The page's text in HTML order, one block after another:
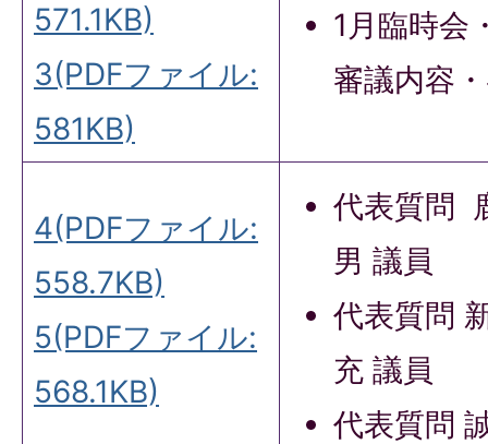
571.1KB)
3(PDFファイル:
581KB)
1月臨時会
審議内容
4(PDFファイル:
558.7KB)
5(PDFファイル:
568.1KB)
代表質問
男 議員
代表質問
充 議員
代表質問